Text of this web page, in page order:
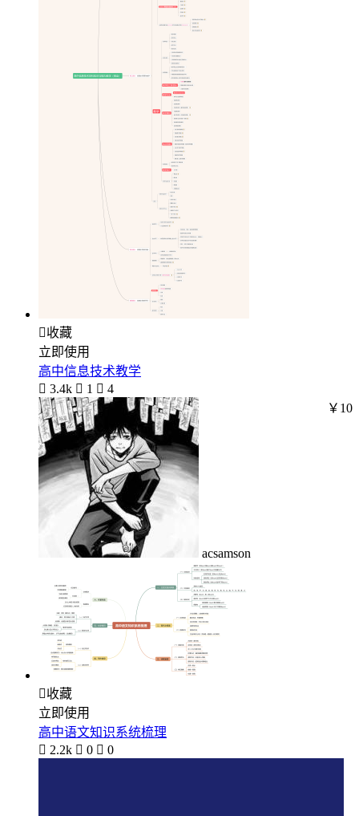
收藏
立即使用
高中信息技术教学
 3.4k  1  4
acsamson
￥10
收藏
立即使用
高中语文知识系统梳理
 2.2k  0  0